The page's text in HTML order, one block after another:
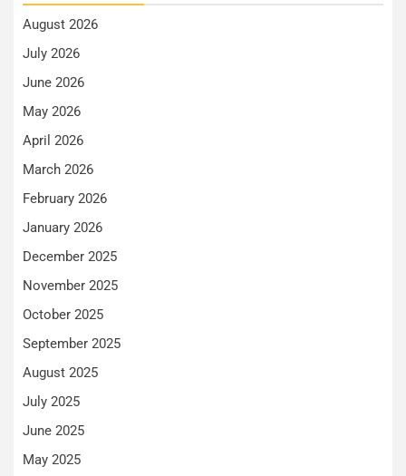
August 2026
July 2026
June 2026
May 2026
April 2026
March 2026
February 2026
January 2026
December 2025
November 2025
October 2025
September 2025
August 2025
July 2025
June 2025
May 2025